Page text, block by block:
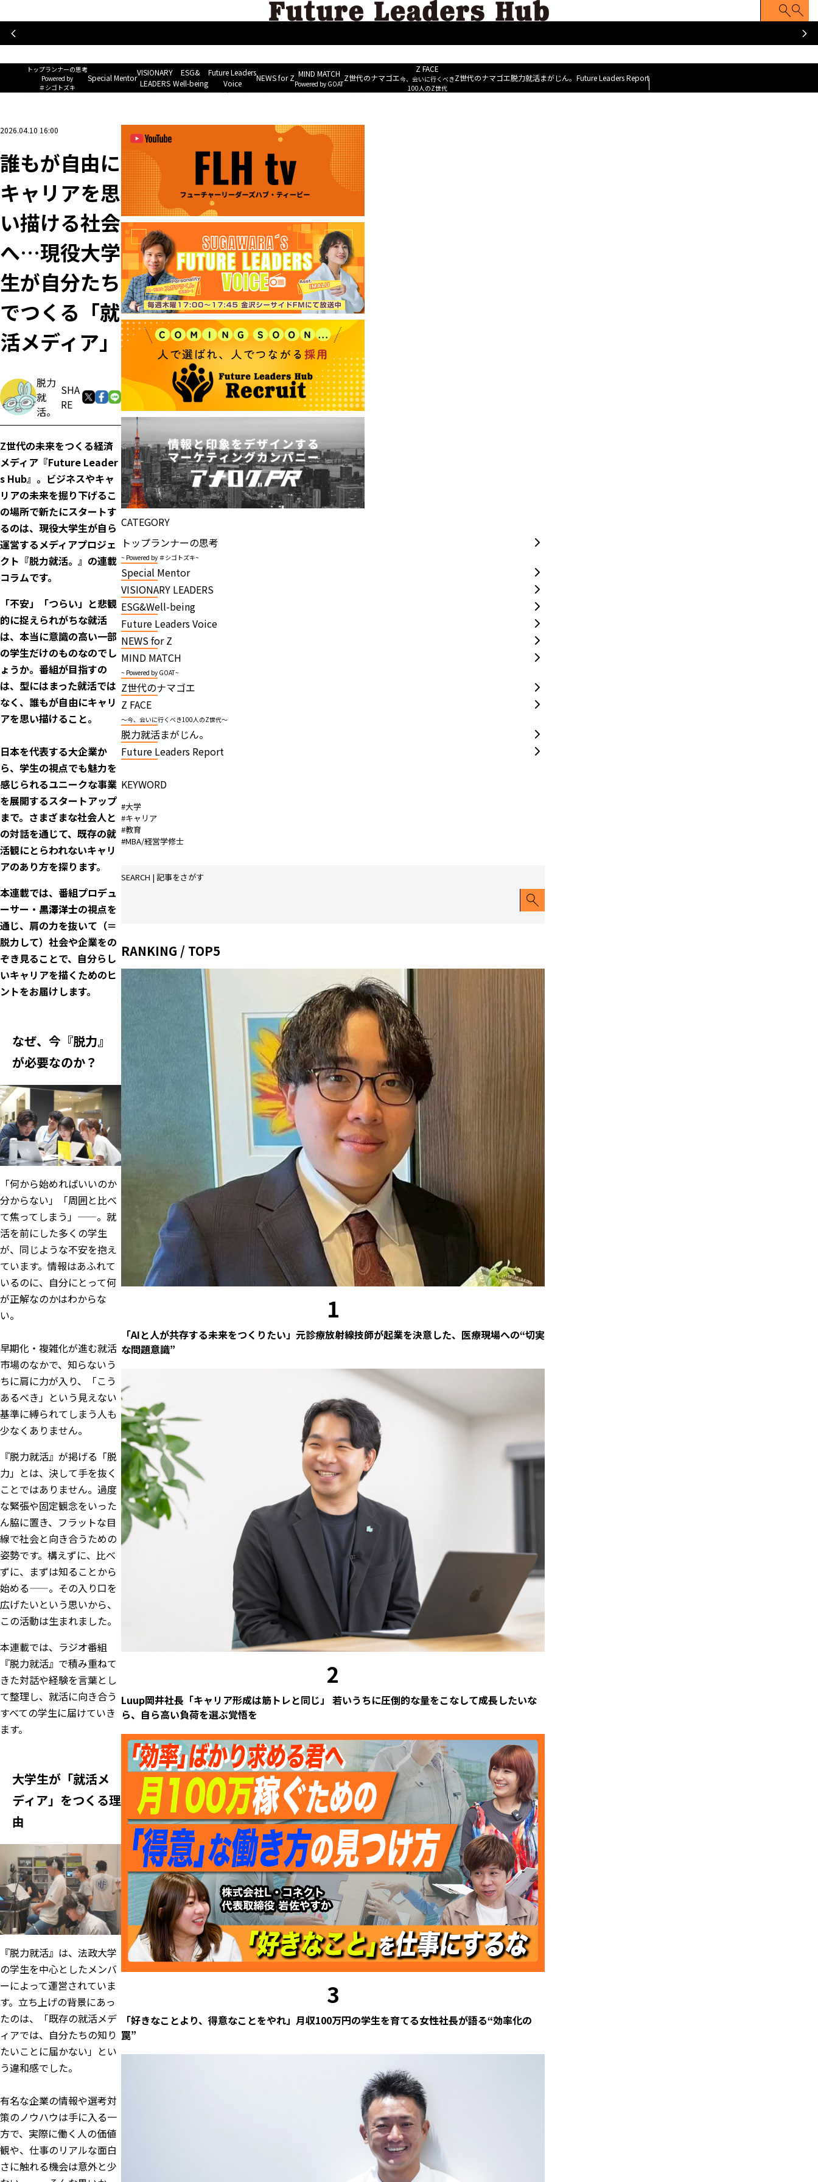
脱力就活まが
トップランナーの思考
Powered by
＃シゴトズキ
Special Mentor
VISIONARY
LEADERS
ESG&
Well-being
Future Leaders
Voice
NEWS for Z MIND MATCH
Powered by GOAT
Z世代のナマゴエ
Z FACE
今、会いに行くべき
100人のZ世代
Z世代のナマゴエ脱力就活まがじん。 Future Leaders Report
脱力就活まがじん。 誰もが自由にキャリアを思い描ける社会へ…現役大学生が自分たちでつくる「就活メディア」
2026.04.10 16:00
誰もが自由に
キャリアを思
い描ける社会
へ…現役大学
生が自分たち
でつくる「就
活メディア」
脱力
就
活。
SHA
RE
Z世代の未来をつくる経済
メディア『Future Leader
s Hub』。ビジネスやキャ
リアの未来を掘り下げるこ
の場所で新たにスタートす
るのは、現役大学生が自ら
運営するメディアプロジェ
クト『脱力就活。』の連載
コラムです。
「不安」「つらい」と悲観
的に捉えられがちな就活
は、本当に意識の高い一部
の学生だけのものなのでし
ょうか。番組が目指すの
は、型にはまった就活では
なく、誰もが自由にキャリ
アを思い描けること。
日本を代表する大企業か
ら、学生の視点でも魅力を
感じられるユニークな事業
を展開するスタートアップ
まで。さまざまな社会人と
の対話を通じて、既存の就
活観にとらわれないキャリ
アのあり方を探ります。
本連載では、番組プロデュ
ーサー・ 黒澤洋士の視点を
通じ、肩の力を抜いて（＝
脱力して）社会や企業をの
ぞき見ることで、自分らし
いキャリアを描くためのヒ
ントをお届けします。
なぜ、今『脱力』
が必要なのか？
「何から始めればいいのか
分からない」「周囲と比べ
て焦ってしまう」——。就
活を前にした多くの学生
が、同じような不安を抱え
ています。情報はあふれて
いるのに、自分にとって何
が正解なのかはわからな
い。
早期化・複雑化が進む就活
市場のなかで、知らないう
ちに肩に力が入り、「こう
あるべき」という見えない
基準に縛られてしまう人も
少なくありません。
『脱力就活』が掲げる「脱
力」とは、決して手を抜く
ことではありません。過度
な緊張や固定観念をいった
ん脇に置き、フラットな目
線で社会と向き合うための
姿勢です。構えずに、比べ
ずに、まずは知ることから
始める——。その入り口を
広げたいという思いから、
この活動は生まれました。
本連載では、ラジオ番組
『脱力就活』で積み重ねて
きた対話や経験を言葉とし
て整理し、就活に向き合う
すべての学生に届けていき
ます。
大学生が「就活メ
ディア」をつくる理
由
『脱力就活』は、法政大学
の学生を中心としたメンバ
ーによって運営されていま
す。立ち上げの背景にあっ
たのは、「既存の就活メデ
ィアでは、自分たちの知り
たいことに届かない」とい
う違和感でした。
有名な企業の情報や選考対
策のノウハウは手に入る一
方で、実際に働く人の価値
観や、仕事のリアルな面白
さに触れる機会は意外と少
CATEGORY
トップランナーの思考
~ Powered by ＃シゴトズキ~
Special Mentor
VISIONARY LEADERS
ESG&Well-being
Future Leaders Voice
NEWS for Z
MIND MATCH
~ Powered by GOAT~
Z世代のナマゴエ
Z FACE
～今、会いに行くべき100人のZ世代～
脱力就活まがじん。
Future Leaders Report
KEYWORD
#大学
#キャリア
#教育
#MBA/経営学修士
SEARCH | 記事をさがす
RANKING / TOP5
1
「AIと人が共存する未来をつくりたい」元診療放射線技師が起業を決意した、医療現場への“切実
な問題意識”
2
Luup岡井社長「キャリア形成は筋トレと同じ」 若いうちに圧倒的な量をこなして成長したいな
ら、自ら高い負荷を選ぶ覚悟を
3
「好きなことより、得意なことをやれ」月収100万円の学生を育てる女性社長が語る“効率化の
罠”